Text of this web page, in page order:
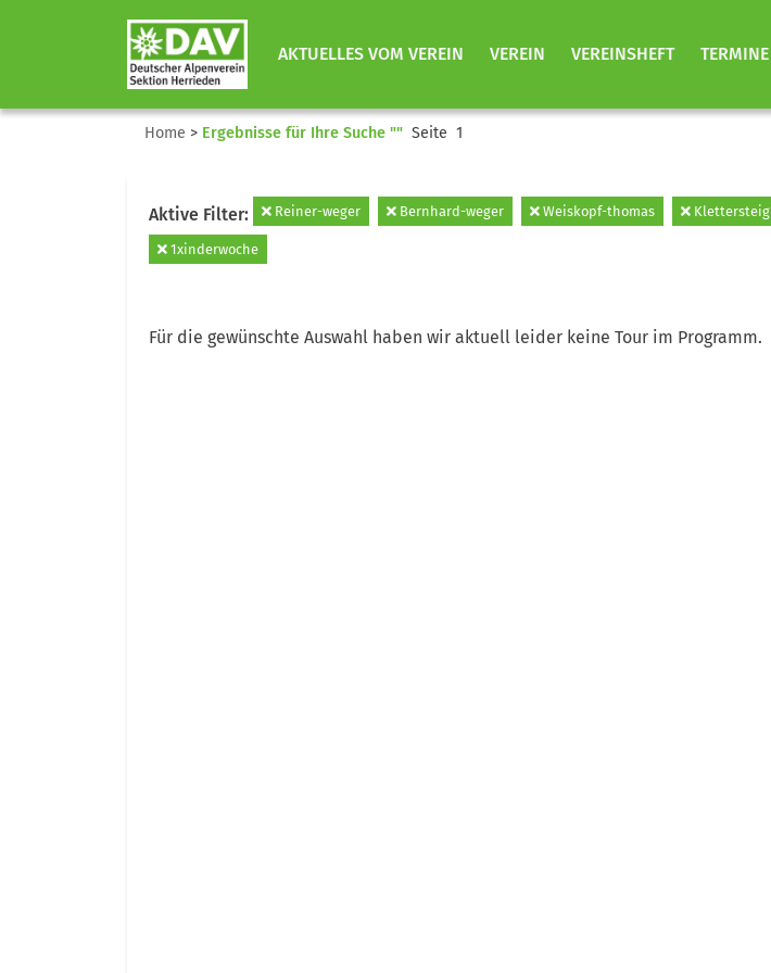
AKTUELLES VOM VEREIN VEREIN VEREINSHEFT TERMINE
Home > Ergebnisse für Ihre Suche "" Seite 1
Aktive Filter: Reiner-weger Bernhard-weger Weiskopf-thomas Klettersteig
1xinderwoche
Für die gewünschte Auswahl haben wir aktuell leider keine Tour im Programm.